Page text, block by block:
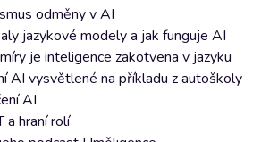
odměny v AI
jazykové modely a jak funguje AI
je inteligence zakotvena v jazyku
AI vysvětlené na příkladu z autoškoly
AI
a hraní rolí